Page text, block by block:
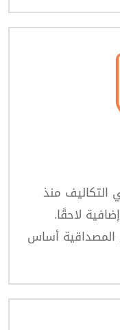
التكاليف منذ
لاحقًا.
المصداقية أساس